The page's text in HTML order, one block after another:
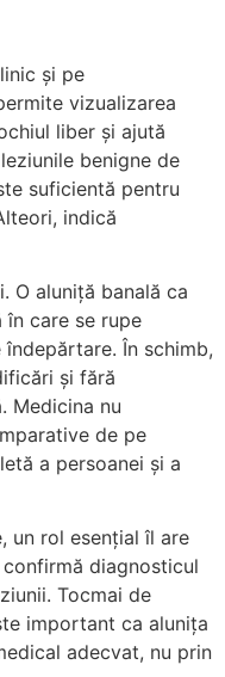
și pe
vizualizarea
liber și ajută
benigne de
suficientă pentru
indică
O aluniță banală ca
care se rupe
În schimb,
și fără
Medicina nu
de pe
a persoanei și a
un rol esențial îl are
diagnosticul
Tocmai de
important ca alunița
adecvat, nu prin